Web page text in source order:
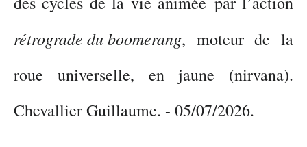
rétrograde du boomerang, moteur de la
roue universelle, en jaune (nirvana).
Chevallier Guillaume. - 05/07/2026.